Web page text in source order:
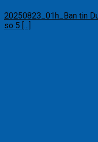
20250823_01h_Ban tin
so 5 [...]